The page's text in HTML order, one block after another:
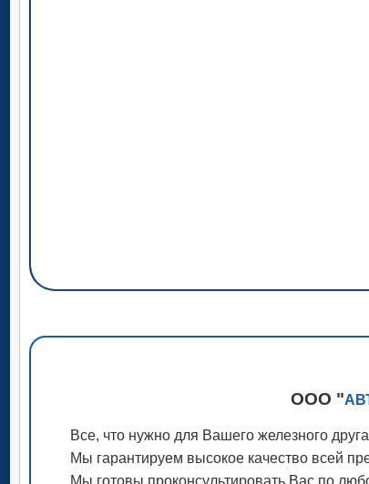
ООО "
Все, что нужно для Вашего железного друга
Мы гарантируем высокое качество всей